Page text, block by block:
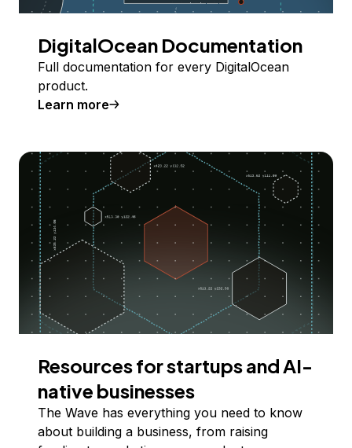
DigitalOcean Documentation
Full documentation for every DigitalOcean
product.
Learn more
Resources for startups and AI-
native businesses
The Wave has everything you need to know
about building a business, from raising